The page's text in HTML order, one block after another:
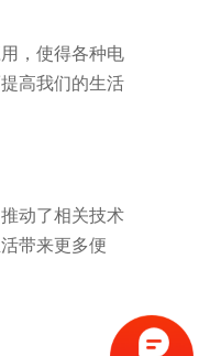
，使得各种电
高我们的生活
动了相关技术
带来更多便